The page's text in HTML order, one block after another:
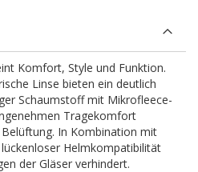
Komfort, Style und Funktion.
Linse bieten ein deutlich
Schaumstoff mit Mikrofleece-
Tragekomfort
In Kombination mit
Helmkompatibilität
der Gläser verhindert.